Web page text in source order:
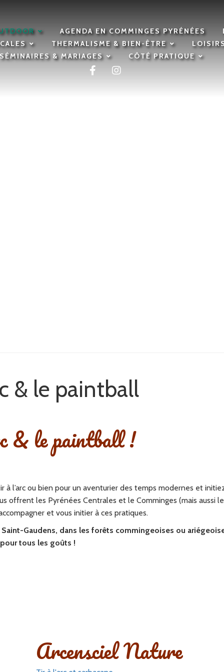
AGENDA EN COMMINGES PYRÉNÉES
THERMALISME & BIEN-ÊTRE
SÉMINAIRES & MARIAGES
CÔTÉ PRATIQUE
& le paintball
& le paintball !
l’arc ou bien pour un aventurier des temps modernes et
offrent les Pyrénées Centrales et le Comminges (mais aussi le
et vous initier à ces pratiques.
Gaudens, dans les forêts commingeoises ou
tous les goûts !
Arcensciel Nature